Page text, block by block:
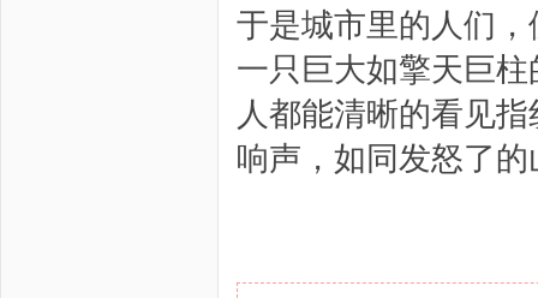
于是城市里的人们
一只巨大如擎天巨
人都能清晰的看见
响声，如同发怒了